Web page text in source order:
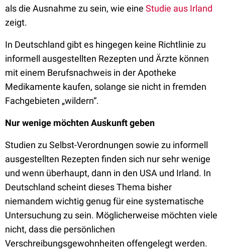
als die Ausnahme zu sein, wie eine Studie aus Irland
zeigt.
In Deutschland gibt es hingegen keine Richtlinie zu
informell ausgestellten Rezepten und Ärzte können
mit einem Berufsnachweis in der Apotheke
Medikamente kaufen, solange sie nicht in fremden
Fachgebieten „wildern“.
Nur wenige möchten Auskunft geben
Studien zu Selbst-Verordnungen sowie zu informell
ausgestellten Rezepten finden sich nur sehr wenige
und wenn überhaupt, dann in den USA und Irland. In
Deutschland scheint dieses Thema bisher
niemandem wichtig genug für eine systematische
Untersuchung zu sein. Möglicherweise möchten viele
nicht, dass die persönlichen
Verschreibungsgewohnheiten offengelegt werden.